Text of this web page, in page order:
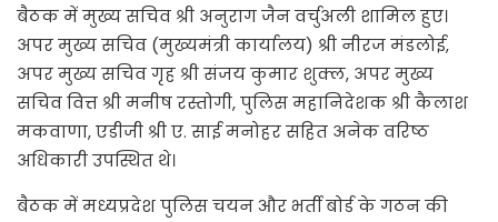
बैठक में मुख्य सचिव श्री अनुराग जैन वर्चुअली शामिल हुए।
अपर मुख्य सचिव (मुख्यमंत्री कार्यालय) श्री नीरज मंडलोई,
अपर मुख्य सचिव गृह श्री संजय कुमार शुक्ल, अपर मुख्य
सचिव वित्त श्री मनीष रस्तोगी, पुलिस महानिदेशक श्री कैलाश
मकवाणा, एडीजी श्री ए. साई मनोहर सहित अनेक वरिष्ठ
अधिकारी उपस्थित थे।
बैठक में मध्यप्रदेश पुलिस चयन और भर्ती बोर्ड के गठन की